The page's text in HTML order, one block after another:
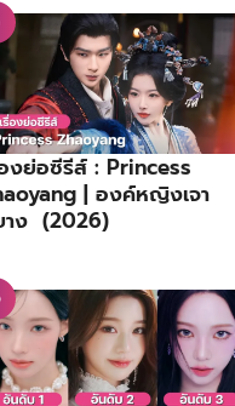
งย่อซีรีส์ : Princess
| องค์หญิงเจา
าง (2026)